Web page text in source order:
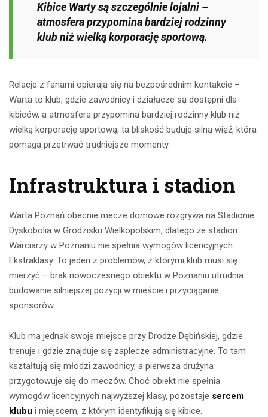
Kibice Warty są szczególnie lojalni –
atmosfera przypomina bardziej rodzinny
klub niż wielką korporację sportową.
Relacje z fanami opierają się na bezpośrednim kontakcie –
Warta to klub, gdzie zawodnicy i działacze są dostępni dla
kibiców, a atmosfera przypomina bardziej rodzinny klub niż
wielką korporację sportową, ta bliskość buduje silną więź, która
pomaga przetrwać trudniejsze momenty.
Infrastruktura i stadion
Warta Poznań obecnie mecze domowe rozgrywa na Stadionie
Dyskobolia w Grodzisku Wielkopolskim, dlatego że stadion
Warciarzy w Poznaniu nie spełnia wymogów licencyjnych
Ekstraklasy. To jeden z problemów, z którymi klub musi się
mierzyć – brak nowoczesnego obiektu w Poznaniu utrudnia
budowanie silniejszej pozycji w mieście i przyciąganie
sponsorów.
Klub ma jednak swoje miejsce przy Drodze Dębińskiej, gdzie
trenuje i gdzie znajduje się zaplecze administracyjne. To tam
kształtują się młodzi zawodnicy, a pierwsza drużyna
przygotowuje się do meczów. Choć obiekt nie spełnia
wymogów licencyjnych najwyższej klasy, pozostaje sercem
klubu i miejscem, z którym identyfikują się kibice.